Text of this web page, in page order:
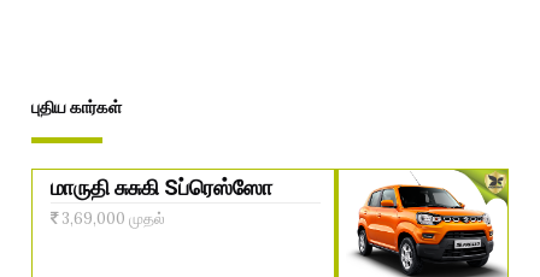
புதிய கார்கள்
மாருதி சுசுகி Sப்ரெஸ்ஸோ
3,69,000 முதல்